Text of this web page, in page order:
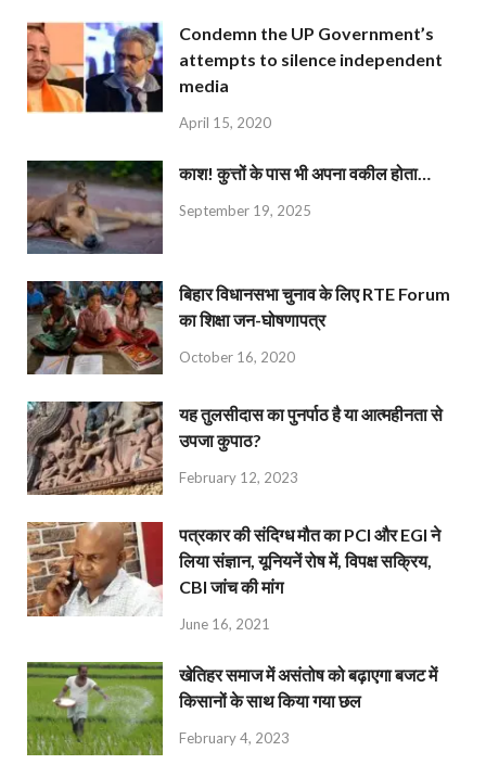
Condemn the UP Government’s
attempts to silence independent
media
April 15, 2020
काश! कुत्तों के पास भी अपना वकील होता…
September 19, 2025
बिहार विधानसभा चुनाव के लिए RTE Forum
का शिक्षा जन-घोषणापत्र
October 16, 2020
यह तुलसीदास का पुनर्पाठ है या आत्महीनता से
उपजा कुपाठ?
February 12, 2023
पत्रकार की संदिग्ध मौत का PCI और EGI ने
लिया संज्ञान, यूनियनें रोष में, विपक्ष सक्रिय,
CBI जांच की मांग
June 16, 2021
खेतिहर समाज में असंतोष को बढ़ाएगा बजट में
किसानों के साथ किया गया छल
February 4, 2023